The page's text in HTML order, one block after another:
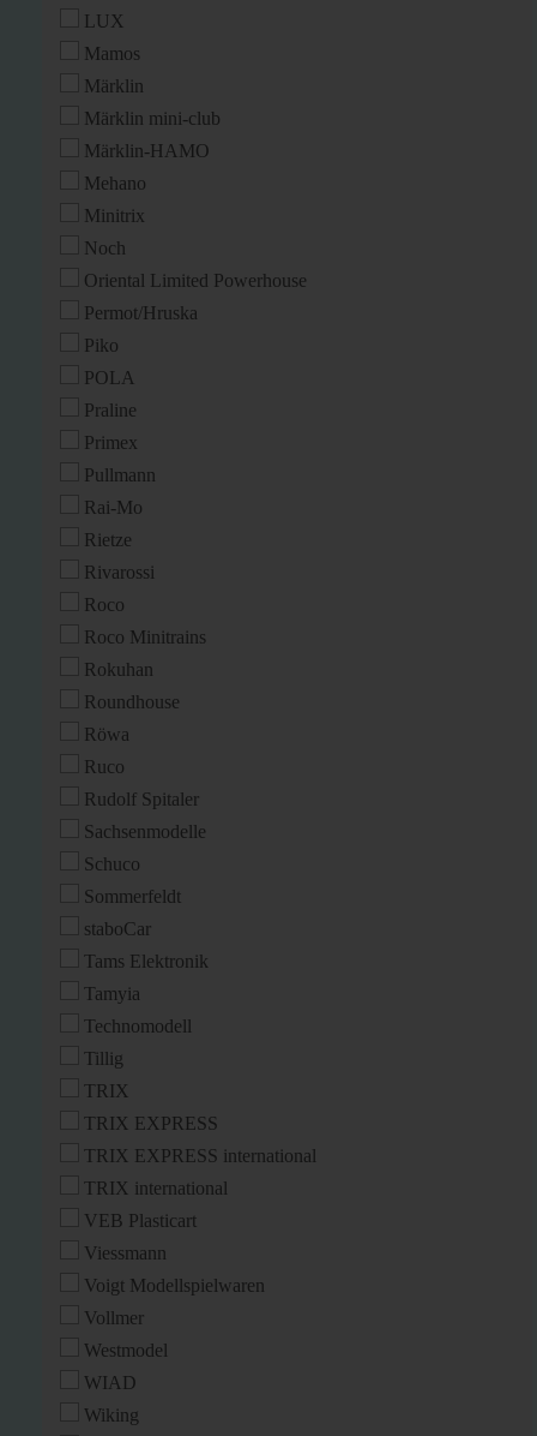
LUX
Mamos
Märklin
Märklin mini-club
Märklin-HAMO
Mehano
Minitrix
Noch
Oriental Limited Powerhouse
Permot/Hruska
Piko
POLA
Praline
Primex
Pullmann
Rai-Mo
Rietze
Rivarossi
Roco
Roco Minitrains
Rokuhan
Roundhouse
Röwa
Ruco
Rudolf Spitaler
Sachsenmodelle
Schuco
Sommerfeldt
staboCar
Tams Elektronik
Tamyia
Technomodell
Tillig
TRIX
TRIX EXPRESS
TRIX EXPRESS international
TRIX international
VEB Plasticart
Viessmann
Voigt Modellspielwaren
Vollmer
Westmodel
WIAD
Wiking